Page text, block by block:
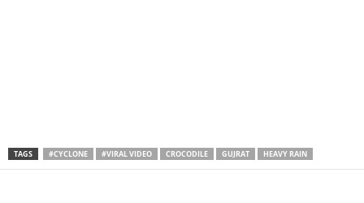
TAGS #CYCLONE #VIRAL VIDEO CROCODILE GUJRAT HEAVY RAIN